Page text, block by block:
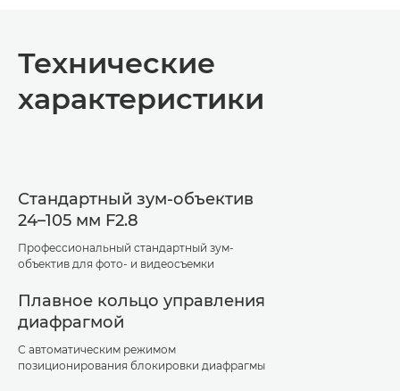
Технические
характеристики
Стандартный зум-объектив
24–105 мм F2.8
Профессиональный стандартный зум-
объектив для фото- и видеосъемки
Плавное кольцо управления
диафрагмой
С автоматическим режимом
позиционирования блокировки диафрагмы